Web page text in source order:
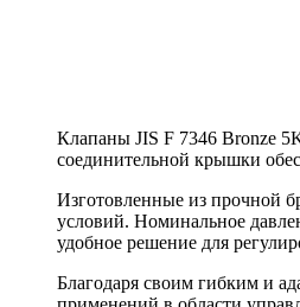
Клапаны JIS F 7346 Bronze
соединительной крышки
Изготовленные из прочной
условий. Номинальное
удобное решение для
Благодаря своим гибким и